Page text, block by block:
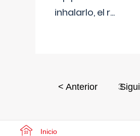
inhalarlo, el r...
< Anterior 3
Inicio